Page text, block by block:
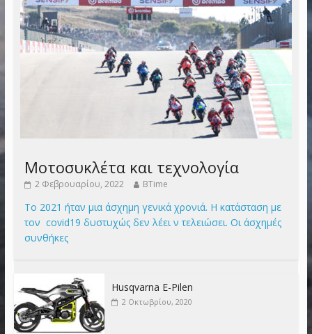
Μοτοσυκλέτα και τεχνολογία
2 Φεβρουαρίου, 2022 BTime
Το 2021 ήταν μια άσχημη γενικά χρονιά. Η κατάσταση με
τον covid19 δυστυχώς δεν λέει ν τελειώσει. Οι άσχημές
συνθήκες
Husqvarna E-Pilen
2 Οκτωβρίου, 2020